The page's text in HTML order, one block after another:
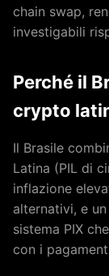
chain swap,
investigabili
Perché il
crypto
Il Brasile
Latina (PIL di
inflazione
alternativi, e
sistema PIX
con i